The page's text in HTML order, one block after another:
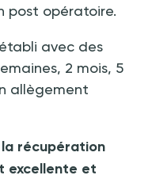
post opératoire.
avec des
2 mois, 5
allègement
la récupération
excellente et